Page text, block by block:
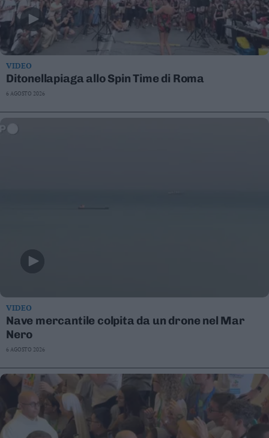
VIDEO
Ditonellapiaga allo Spin Time di Roma
6 AGOSTO 2026
VIDEO
Nave mercantile colpita da un drone nel Mar
Nero
6 AGOSTO 2026